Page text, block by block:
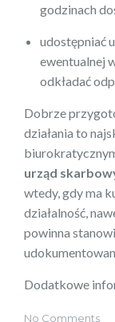
godzinach
udostępniać
ewentualnej
odkładać
Dobrze
działania to
urząd
wtedy, gdy ma
działalność,
powinna
Dodatkowe
No Comments